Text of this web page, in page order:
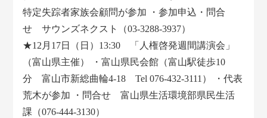
特定失踪者家族会顧問が参加 ・参加申込・問合
せ サウンズネクスト（03-3288-3937）
★12月17日（日）13:30 「人権啓発週間講演会」
（富山県主催） ・富山県民会館（富山駅徒歩10
分 富山市新総曲輪4-18 Tel 076-432-3111） ・代表
荒木が参加 ・問合せ 富山県生活環境部県民生活
課（076-444-3130）